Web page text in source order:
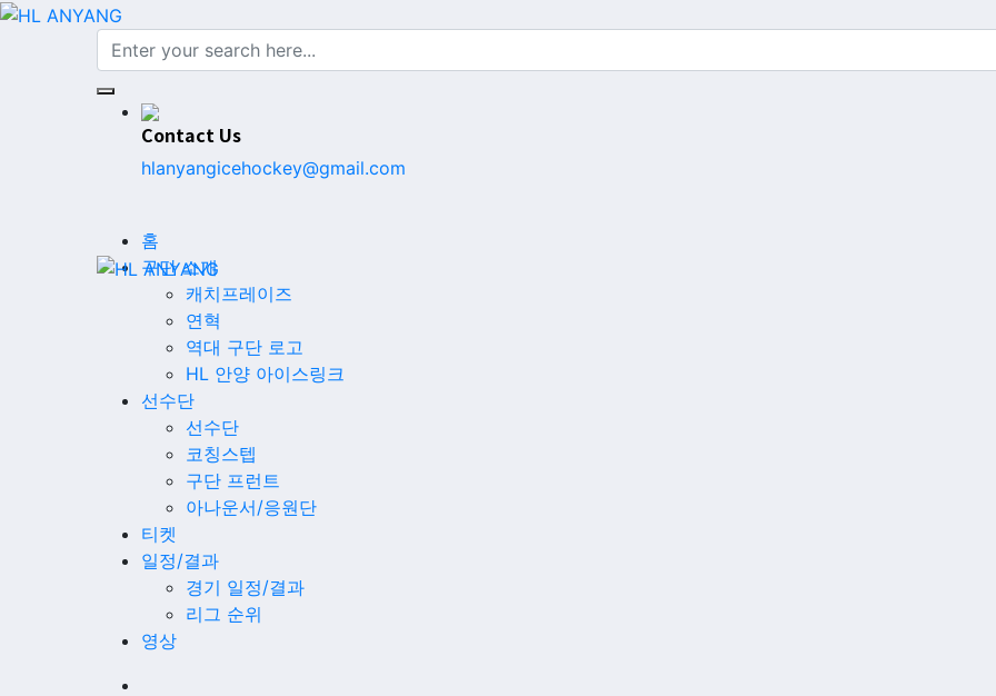
Contact Us
hlanyangicehockey@gmail.com
홈
구단 소개
캐치프레이즈
연혁
역대 구단 로고
HL 안양 아이스링크
선수단
선수단
코칭스텝
구단 프런트
아나운서/응원단
티켓
일정/결과
경기 일정/결과
리그 순위
영상